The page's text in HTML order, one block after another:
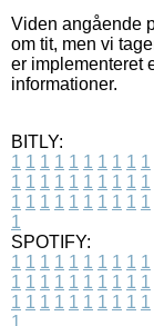
Viden angående
om tit, men vi
er implementeret
informationer.
BITLY:
1 1 1 1 1 1 1 1 1 1
1 1 1 1 1 1 1 1 1 1
1 1 1 1 1 1 1 1 1 1
1
SPOTIFY:
1 1 1 1 1 1 1 1 1 1
1 1 1 1 1 1 1 1 1 1
1 1 1 1 1 1 1 1 1 1
1